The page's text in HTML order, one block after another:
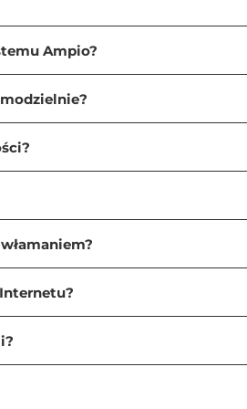
Ampio?
i cieplnej, np. poprzez
naszego systemu można znaleźć